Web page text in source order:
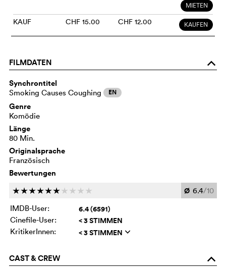
MIETEN
KAUF CHF 15.00 CHF 12.00 KAUFEN
FILMDATEN o
Synchrontitel
Smoking Causes Coughing EN
Genre
Komödie
Länge
80 Min.
Originalsprache
Französisch
Bewertungen
cccccc c c c c Ø 6.4/10
IMDB-User:
6.4 (6591)
Cinefile-User: < 3 STIMMEN
KritikerInnen: < 3 STIMMEN q
CAST & CREW o